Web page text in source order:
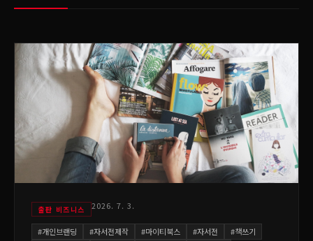
출판 비즈니스 2026. 7. 3.
#개인브랜딩 #자서전제작 #마이티북스 #자서전 #책쓰기